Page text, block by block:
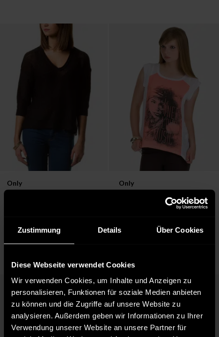
Zustimmung Details Über Cookies
Diese Webseite verwendet Cookies
Wir verwenden Cookies, um Inhalte und Anzeigen zu
personalisieren, Funktionen für soziale Medien anbieten
zu können und die Zugriffe auf unsere Website zu
analysieren. Außerdem geben wir Informationen zu Ihrer
Verwendung unserer Website an unsere Partner für
Verfügbar in:
XS
S
Only
Ursprünglich:29,95 €
Verfügbar in:
S
L
Only
Ursprünglich: 26,95 €